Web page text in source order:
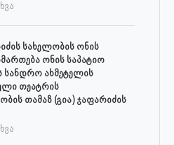
სახელობის ონის
ონის საპატიო
სანდრო ახმეტელის
თეატრის
თამაზ (გია) ჯაფარიძის